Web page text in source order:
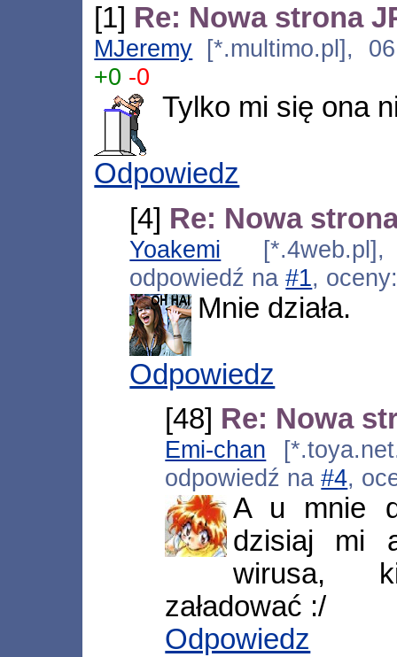
[1] Re: Nowa strona
MJeremy [*.multimo.pl],
+0 -0
Tylko mi się ona
Odpowiedz
[4] Re: Nowa
Yoakemi [*.4web.pl],
odpowiedź na#1,
Mnie działa.
Odpowiedz
[48] Re: Nowa
Emi-chan
odpowiedź na#4,
A u mnie
dzisiaj mi
wirusa,
załadować :/
Odpowiedz